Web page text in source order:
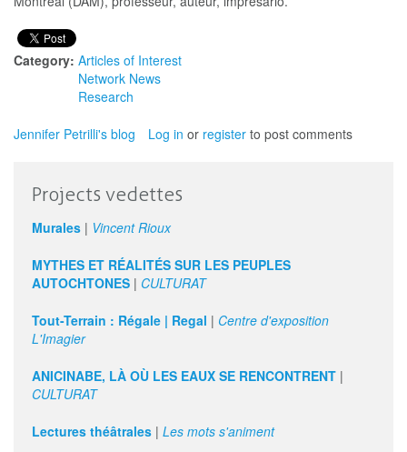
Category: Articles of Interest
Network News
Research
Jennifer Petrilli's blog Log in or register to post comments
Projects vedettes
Murales | Vincent Rioux
MYTHES ET RÉALITÉS SUR LES PEUPLES
AUTOCHTONES | CULTURAT
Tout-Terrain : Régale | Regal | Centre d'exposition
L'Imagier
ANICINABE, LÀ OÙ LES EAUX SE RENCONTRENT |
CULTURAT
Lectures théâtrales | Les mots s'animent